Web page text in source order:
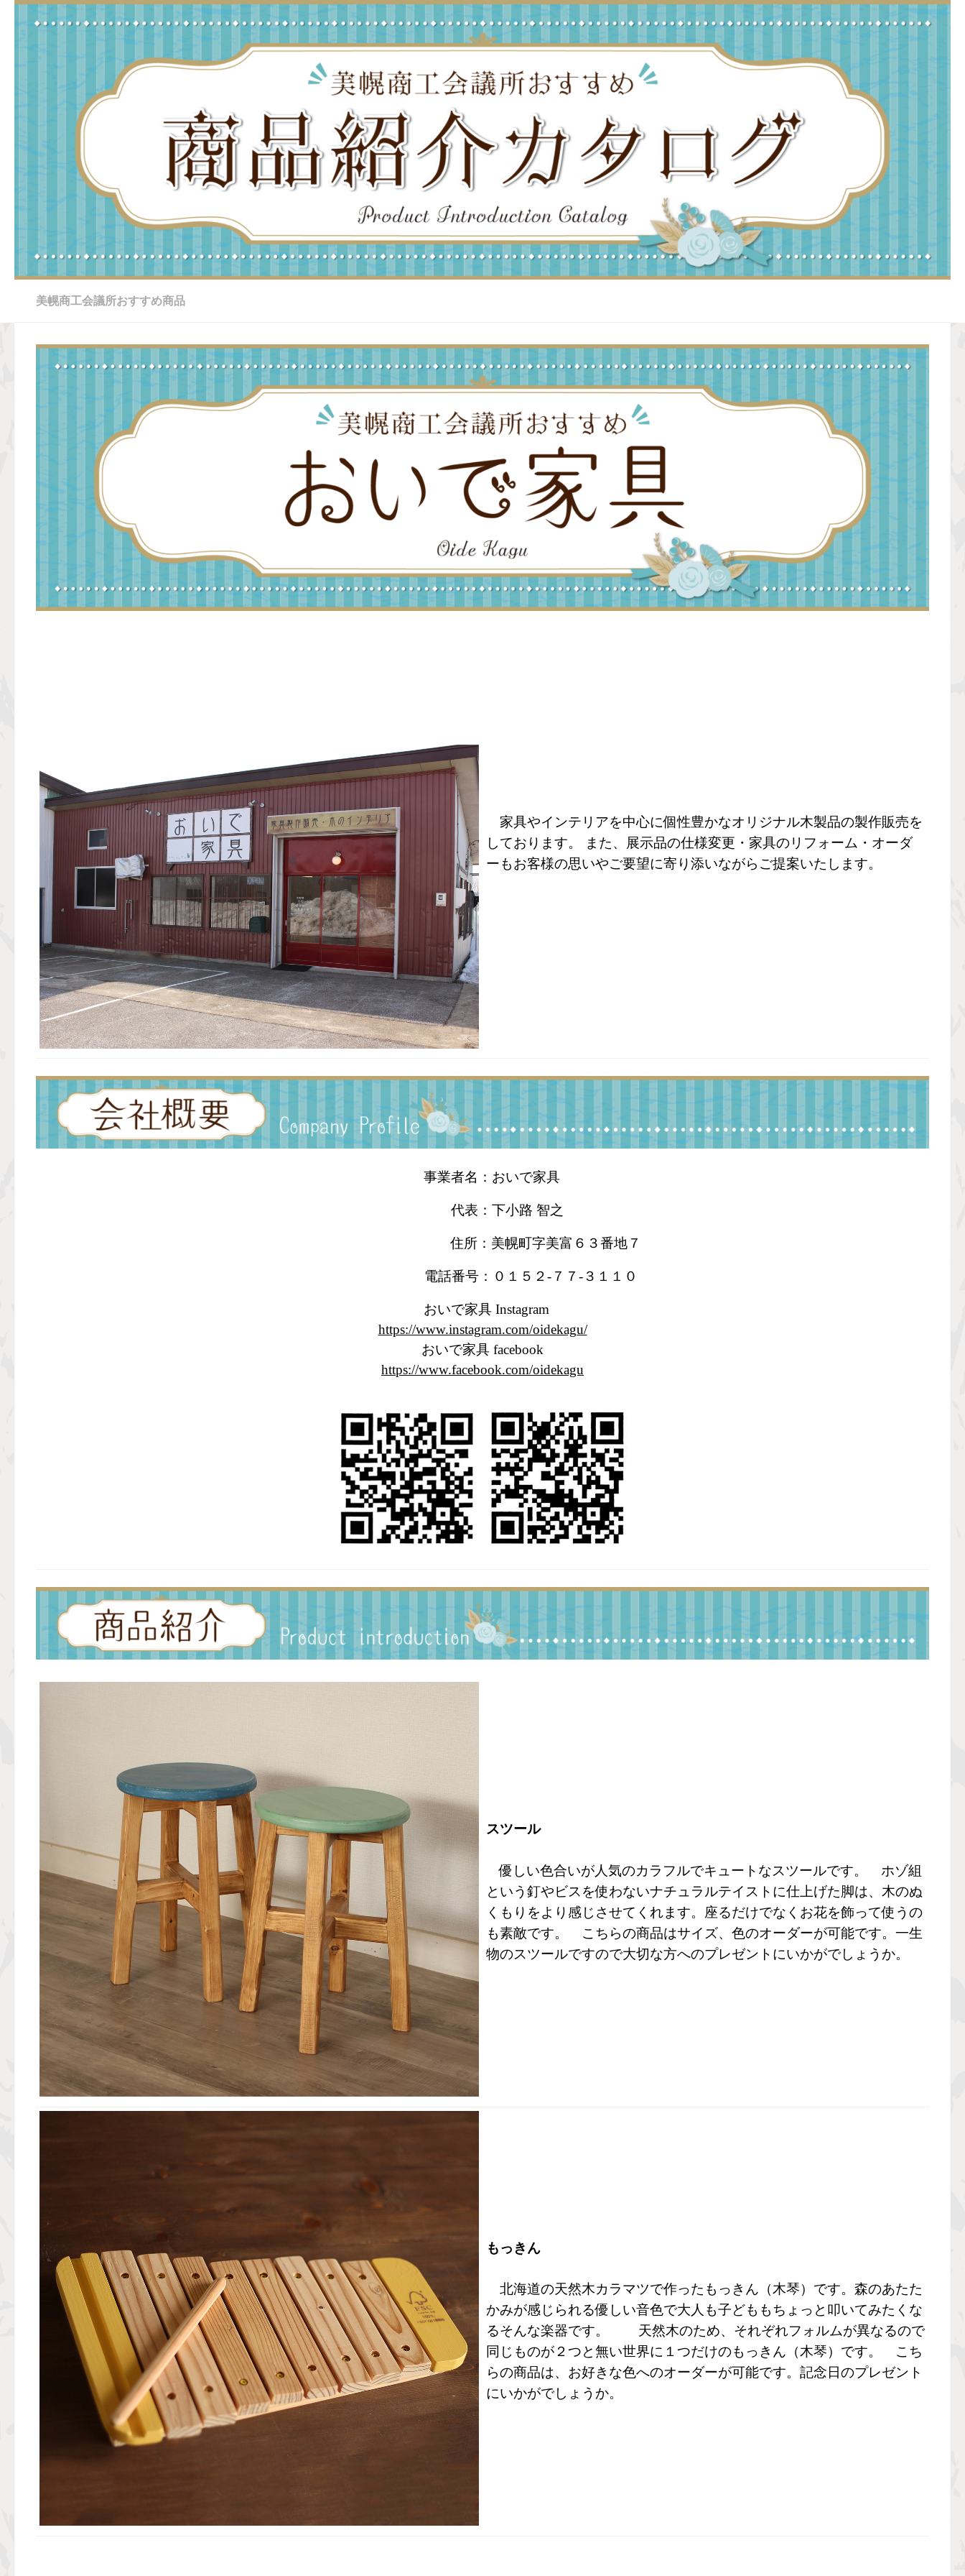
コンテンツへスキップ
美幌商工会議所おすすめ商品
家具やインテリアを中心に個性豊かなオリジナル木製品の製作販売を
しております。 また、展示品の仕様変更・家具のリフォーム・オーダ
ーもお客様の思いやご要望に寄り添いながらご提案いたします。
事業者名：おいで家具
代表：下小路 智之
住所：美幌町字美富６３番地７
電話番号：０１５２-７７-３１１０
おいで家具 Instagram
https://www.instagram.com/oidekagu/
おいで家具 facebook
https://www.facebook.com/oidekagu
スツール
優しい色合いが人気のカラフルでキュートなスツールです。
ホゾ組
という釘やビスを使わないナチュラルテイストに仕上げた脚は、木のぬ
くもりをより感じさせてくれます。座るだけでなくお花を飾って使うの
も素敵です。
こちらの商品はサイズ、色のオーダーが可能です。一生
物のスツールですので大切な方へのプレゼントにいかがでしょうか。
もっきん
北海道の天然木カラマツで作ったもっきん（木琴）です。森のあたた
かみが感じられる優しい音色で大人も子どももちょっと叩いてみたくな
るそんな楽器です。
天然木のため、それぞれフォルムが異なるので
同じものが２つと無い世界に１つだけのもっきん（木琴）です。
こち
らの商品は、お好きな色へのオーダーが可能です。記念日のプレゼント
にいかがでしょうか。